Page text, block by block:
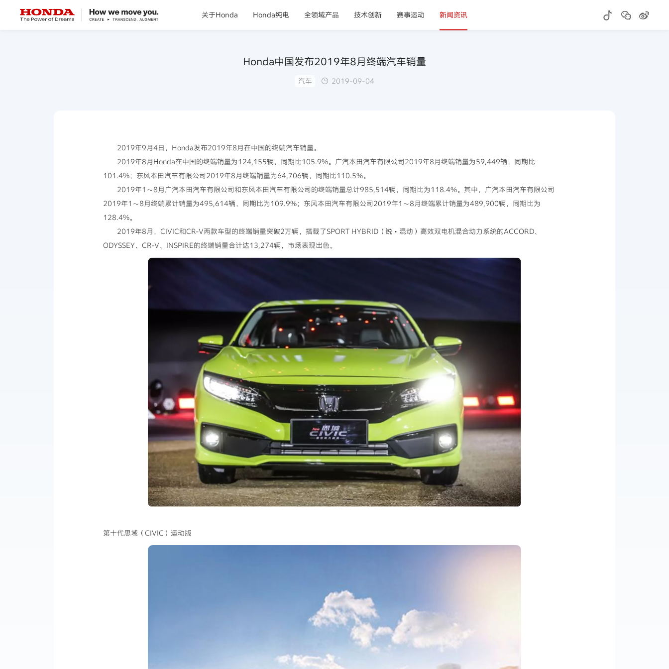
关于Honda Honda纯电 全领域产品 技术创新 赛事运动 新闻资讯
Honda中国发布2019年8月终端汽车销量
汽车 2019-09-04
2019年9月4日，Honda发布2019年8月在中国的终端汽车销量。
2019年8月Honda在中国的终端销量为124,155辆，同期比105.9%。广汽本田汽车有限公司2019年8月终端销量为59,449辆，同期比
101.4%；东风本田汽车有限公司2019年8月终端销量为64,706辆，同期比110.5%。
2019年1～8月广汽本田汽车有限公司和东风本田汽车有限公司的终端销量总计985,514辆，同期比为118.4%。其中，广汽本田汽车有限公司
2019年1～8月终端累计销量为495,614辆，同期比为109.9%；东风本田汽车有限公司2019年1～8月终端累计销量为489,900辆，同期比为
128.4%。
2019年8月，CIVIC和CR-V两款车型的终端销量突破2万辆，搭载了SPORT HYBRID（锐・混动）高效双电机混合动力系统的ACCORD、
ODYSSEY、CR-V、INSPIRE的终端销量合计达13,274辆，市场表现出色。
第十代思域（CIVIC）运动版